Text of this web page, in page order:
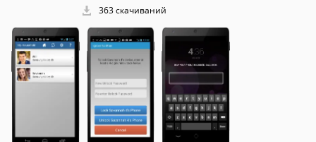
363 скачиваний